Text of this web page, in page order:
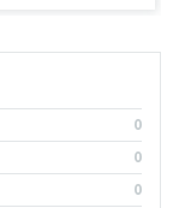
0
0
0